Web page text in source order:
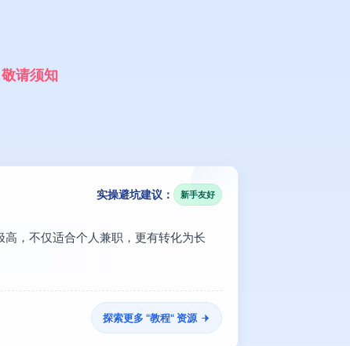
敬请须知
实操避坑建议： 新手友好
，不仅适合个人兼职，更有转化为长
探索更多 "教程" 资源